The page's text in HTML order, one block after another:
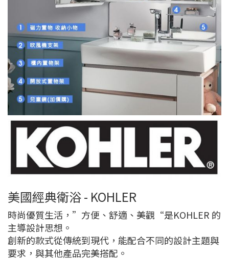
美國經典衛浴 - KOHLER
時尚優質生活，”方便、舒適、美觀“是KOHLER 的
主導設計思想。
創新的款式從傳統到現代，能配合不同的設計主題與
要求，與其他產品完美搭配。